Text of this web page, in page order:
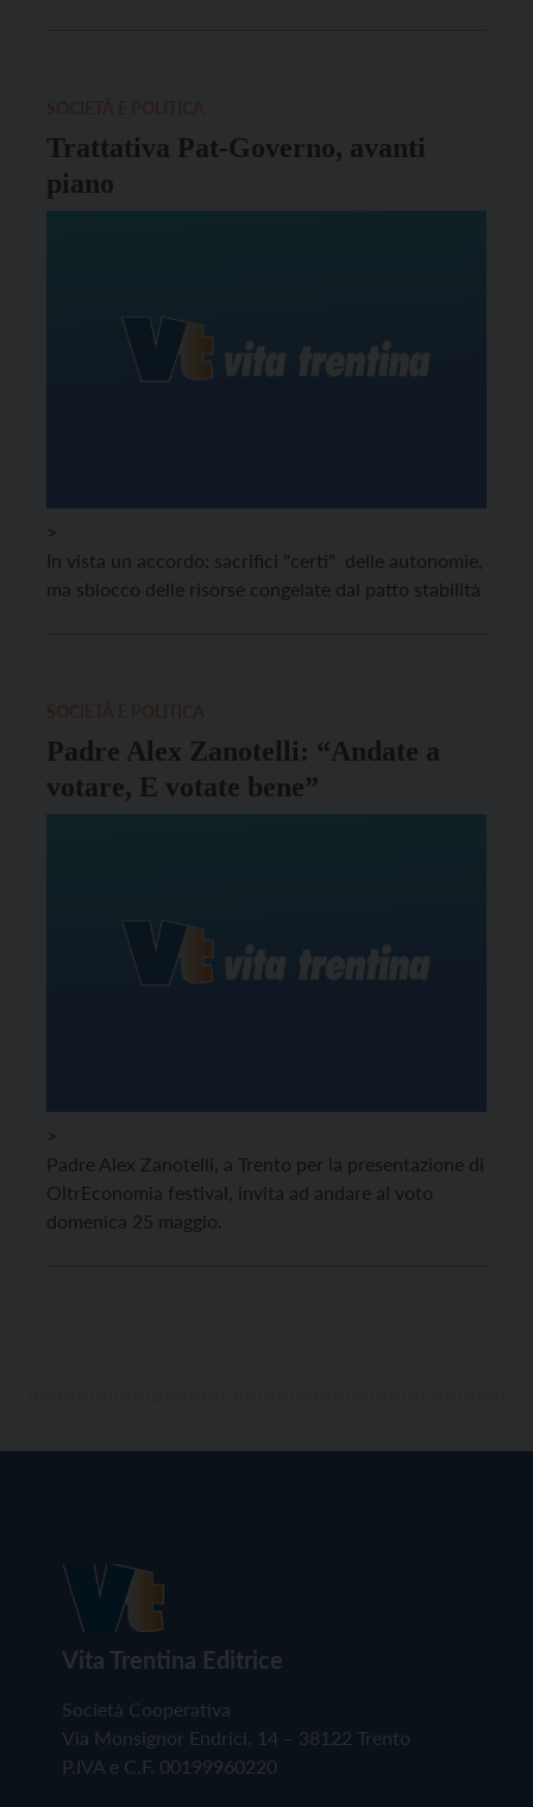
Trattativa Pat-Governo, avanti
piano
>
In vista un accordo: sacrifici "certi" delle autonomie,
ma sblocco delle risorse congelate dal patto stabilità
Padre Alex Zanotelli: “Andate a
votare, E votate bene”
>
Padre Alex Zanotelli, a Trento per la presentazione di
OltrEconomia festival, invita ad andare al voto
domenica 25 maggio.
Vita Trentina Editrice
Società Cooperativa
Via Monsignor Endrici, 14 – 38122 Trento
P.IVA e C.F. 00199960220